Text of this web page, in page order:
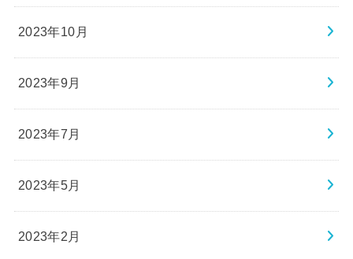
2023年10月
2023年9月
2023年7月
2023年5月
2023年2月